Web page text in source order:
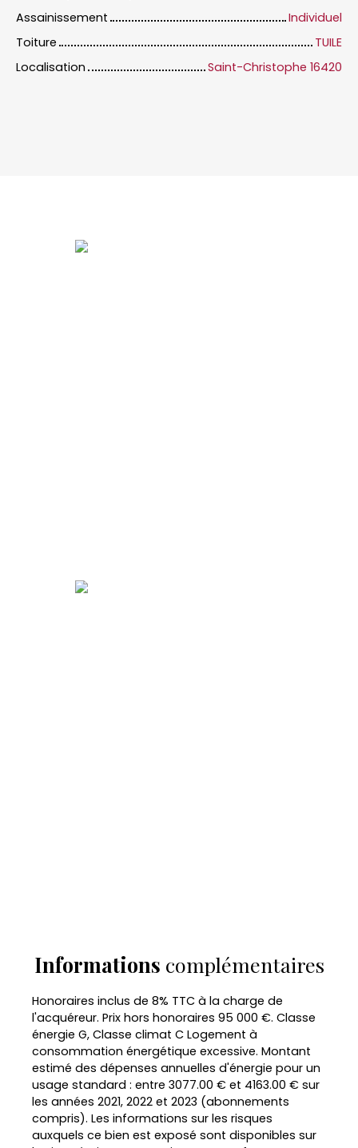
Assainissement
Individuel
Toiture
TUILE
Localisation
Saint-Christophe 16420
Informations complémentaires
Honoraires inclus de 8% TTC à la charge de
l'acquéreur. Prix hors honoraires 95 000 €. Classe
énergie G, Classe climat C Logement à
consommation énergétique excessive. Montant
estimé des dépenses annuelles d'énergie pour un
usage standard : entre 3077.00 € et 4163.00 € sur
les années 2021, 2022 et 2023 (abonnements
compris). Les informations sur les risques
auxquels ce bien est exposé sont disponibles sur